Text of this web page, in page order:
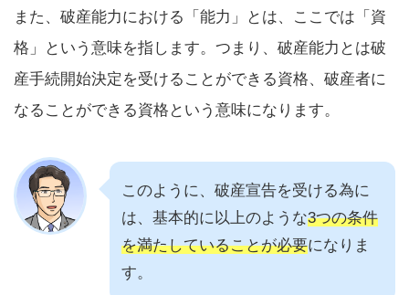
また、破産能力における「能力」とは、ここでは「資
格」という意味を指します。つまり、破産能力とは破
産手続開始決定を受けることができる資格、破産者に
なることができる資格という意味になります。
このように、破産宣告を受ける為に
は、基本的に以上のような3つの条件
を満たしていることが必要になりま
す。